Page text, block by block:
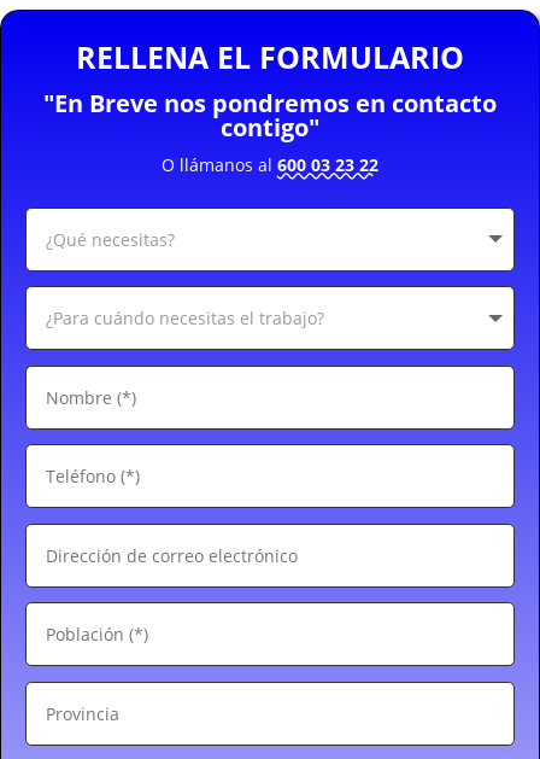
RELLENA EL FORMULARIO
"En Breve nos pondremos en contacto
contigo"
O llámanos al 600 03 23 22